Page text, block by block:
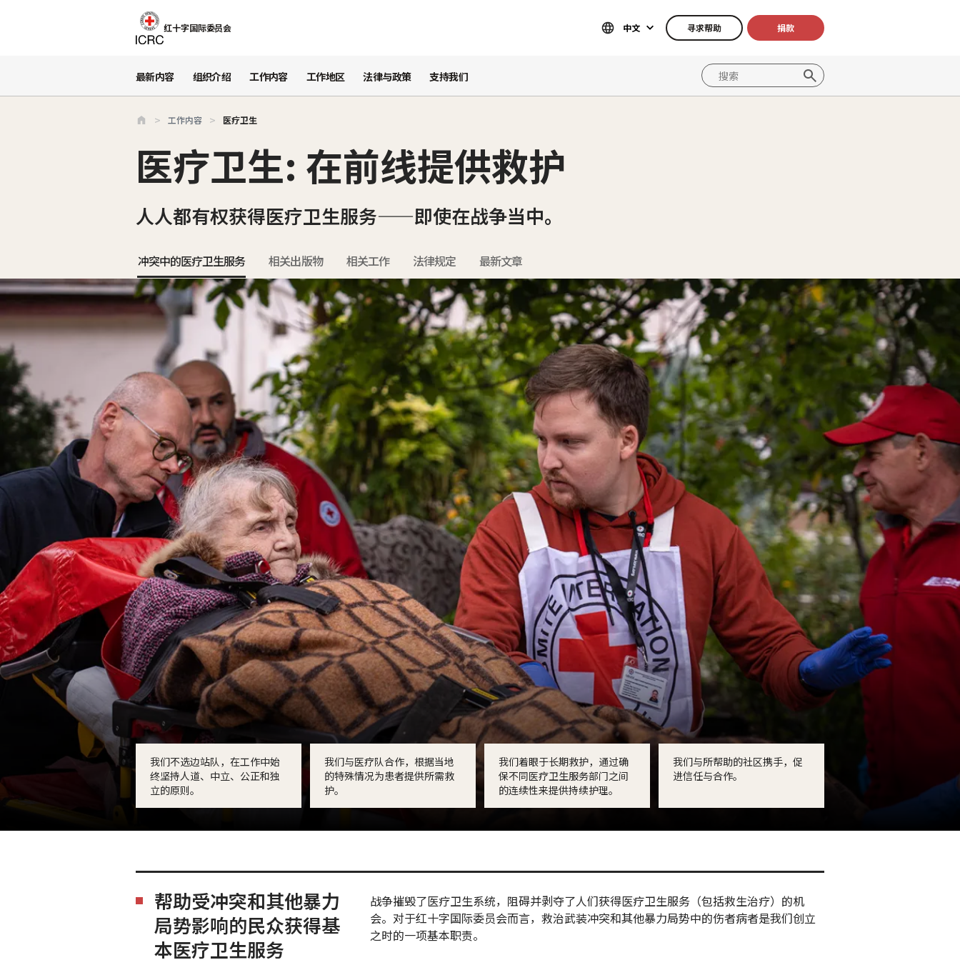
红十字国际委员会 中文 寻求帮助 捐款
最新内容 组织介绍 工作内容 工作地区 法律与政策 支持我们
工作内容 医疗卫生
医疗卫生: 在前线提供救护
人人都有权获得医疗卫生服务——即使在战争当中。
冲突中的医疗卫生服务 相关出版物 相关工作 法律规定 最新文章
我们不选边站队，在工作中始
终坚持人道、中立、公正和独
立的原则。
我们与医疗队合作，根据当地
的特殊情况为患者提供所需救
护。
我们着眼于长期救护，通过确
保不同医疗卫生服务部门之间
的连续性来提供持续护理。
我们与所帮助的社区携手，促
进信任与合作。
帮助受冲突和其他暴力
局势影响的民众获得基
本医疗卫生服务
战争摧毁了医疗卫生系统，阻碍并剥夺了人们获得医疗卫生服务（包括救生治疗）的机
会。对于红十字国际委员会而言，救治武装冲突和其他暴力局势中的伤者病者是我们创立
之时的一项基本职责。